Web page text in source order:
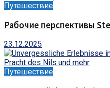
Путешествие
Рабочие перспективы
23.12.2025
Путешествие